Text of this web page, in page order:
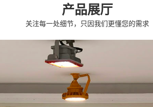
产品展厅
关注每一处细节，只因我们更懂您的需求